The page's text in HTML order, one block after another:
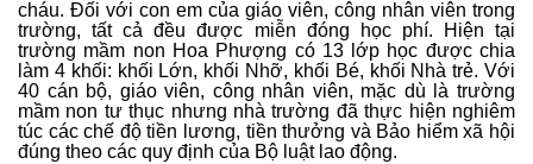
cháu. Đối với con em của giáo viên, công nhân viên trong
trường, tất cả đều được miễn đóng học phí. Hiện tại
trường mầm non Hoa Phượng có 13 lớp học được chia
làm 4 khối: khối Lớn, khối Nhỡ, khối Bé, khối Nhà trẻ. Với
40 cán bộ, giáo viên, công nhân viên, mặc dù là trường
mầm non tư thục nhưng nhà trường đã thực hiện nghiêm
túc các chế độ tiền lương, tiền thưởng và Bảo hiểm xã hội
đúng theo các quy định của Bộ luật lao động.